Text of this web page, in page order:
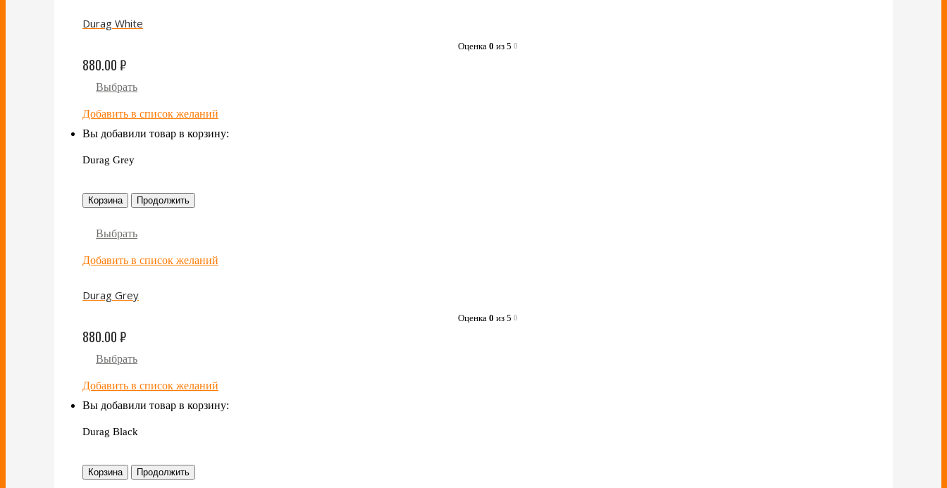
Durag White
Оценка 0 из 5 0
880.00₽
Выбрать
Добавить в список желаний
Вы добавили товар в корзину:
Durag Grey
Корзина Продолжить
Выбрать
Добавить в список желаний
Durag Grey
Оценка 0 из 5 0
880.00₽
Выбрать
Добавить в список желаний
Вы добавили товар в корзину:
Durag Black
Корзина Продолжить